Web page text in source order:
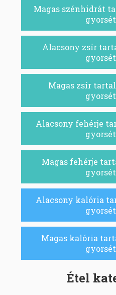
Magas szénhidrát
Alacsony zsír
Magas zsír
Alacsony fehérje
Magas fehérje
Alacsony kalória
Magas kalória
Étel